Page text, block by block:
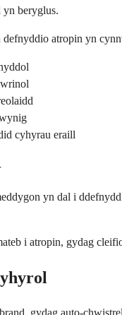
beryglus.
atropin yn
cyhyrau eraill
yn dal i
i atropin, gydag
gydag auto-